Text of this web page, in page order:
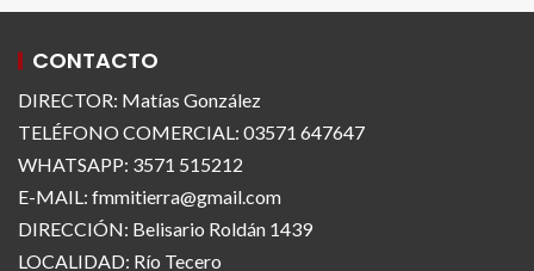
CONTACTO
DIRECTOR: Matías González
TELÉFONO COMERCIAL: 03571 647647
WHATSAPP: 3571 515212
E-MAIL: fmmitierra@gmail.com
DIRECCIÓN: Belisario Roldán 1439
LOCALIDAD: Río Tecero